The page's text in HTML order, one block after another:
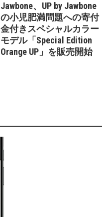
Jawbone、UP by Jawbone
の小児肥満問題への寄付
金付きスペシャルカラー
モデル「Special Edition
Orange UP」を販売開始